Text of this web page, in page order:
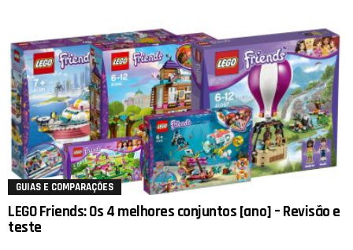
GUIAS E COMPARAÇÕES
LEGO Friends: Os 4 melhores conjuntos [ano] – Revisão e
teste